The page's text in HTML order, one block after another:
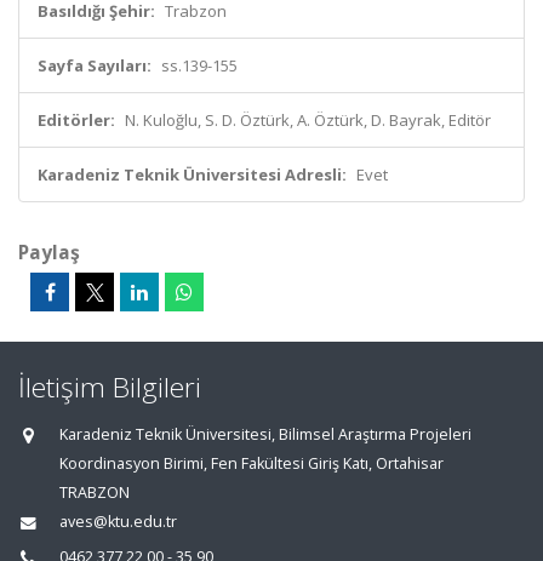
Basıldığı Şehir: Trabzon
Sayfa Sayıları: ss.139-155
Editörler: N. Kuloğlu, S. D. Öztürk, A. Öztürk, D. Bayrak, Editör
Karadeniz Teknik Üniversitesi Adresli: Evet
Paylaş
İletişim Bilgileri
Karadeniz Teknik Üniversitesi, Bilimsel Araştırma Projeleri
Koordinasyon Birimi, Fen Fakültesi Giriş Katı, Ortahisar
TRABZON
aves@ktu.edu.tr
0462 377 22 00 - 35 90